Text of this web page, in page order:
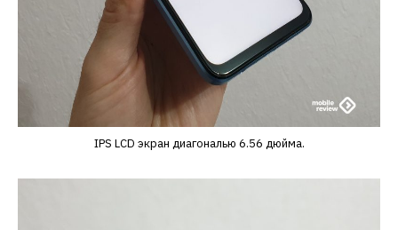
IPS LCD экран диагональю 6.56 дюйма.